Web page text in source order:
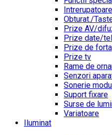
Intrerupatoare
Obturat./
Prize AV/
Prize date/
Prize de forta
Prize tv
Rame de
Senzori
Sonerie
Suport fixare
Surse de
Variatoare
Iluminat